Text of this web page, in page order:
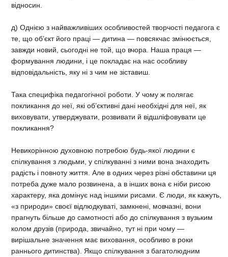
відносин.
д) Однією з найважливіших особливостей творчості педагога є
те, що об’єкт його праці — дитина — повсякчас змінюється,
завжди новий, сьогодні не той, що вчора. Наша праця —
формування людини, і це покладає на нас особливу
відповідальність, яку ні з чим не зіставиш.
Така специфіка педагогічної роботи. У чому ж полягає
покликання до неї, які об’єктивні дані необхідні для неї, як
виховувати, утверджувати, розвивати й відшліфовувати це
покликання?
Невикорінною духовною потребою будь-якої людини є
спілкування з людьми, у спілкуванні з ними вона знаходить
радість і повноту життя. Але в одних через різні обставини ця
потреба дуже мало розвинена, а в інших вона є ніби рисою
характеру, яка домінує над іншими рисами. Є люди, як кажуть,
«з природи» своєї відлюдкуваті, замкнені, мовчазні, вони
прагнуть більше до самотності або до спілкування з вузьким
колом друзів (природа, звичайно, тут ні при чому —
вирішальне значення має виховання, особливо в роки
раннього дитинства). Якщо спілкування з багатолюдним